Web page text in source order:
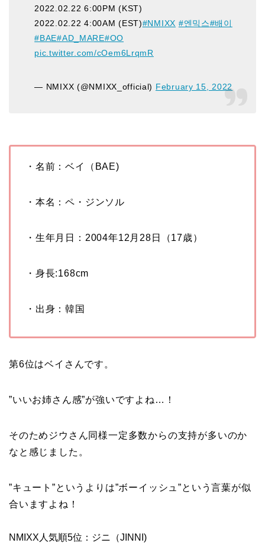
2022.02.22 6:00PM (KST)
2022.02.22 4:00AM (EST)#NMIXX #엔믹스#배이
#BAE#AD_MARE#OO
pic.twitter.com/cOem6LrqmR
— NMIXX (@NMIXX_official) February 15, 2022
・名前：ベイ（BAE)
・本名：ペ・ジンソル
・生年月日： 2004年12 月 28 日（17歳）
・身長:168cm
・出身：韓国
第6位はベイさんです。
”いいお姉さん感”が強いですよね…！
そのためジウさん同様一定多数からの支持が多いのか
なと感じました。
”キュート”というよりは”ボーイッシュ”という言葉が似
合いますよね！
NMIXX人気順5位：ジニ（JINNI)